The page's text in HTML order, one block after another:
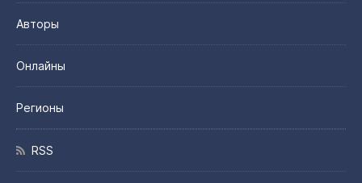
Авторы
Онлайны
Регионы
RSS